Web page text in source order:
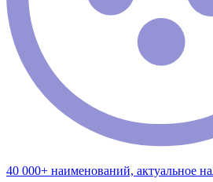
40 000+ наименований, актуальное